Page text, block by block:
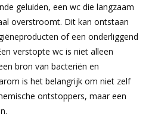
geluiden, een wc die langzaam
overstroomt. Dit kan ontstaan
of een onderliggend
verstopte wc is niet alleen
bron van bacteriën en
is het belangrijk om niet zelf
ontstoppers, maar een